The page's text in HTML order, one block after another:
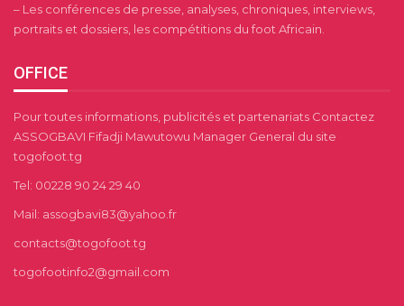
– Les conférences de presse, analyses, chroniques, interviews,
portraits et dossiers, les compétitions du foot Africain.
OFFICE
Pour toutes informations, publicités et partenariats Contactez
ASSOGBAVI Fifadji Mawutowu Manager General du site
togofoot.tg
Tel: 00228 90 24 29 40
Mail: assogbavi83@yahoo.fr
contacts@togofoot.tg
togofootinfo2@gmail.com